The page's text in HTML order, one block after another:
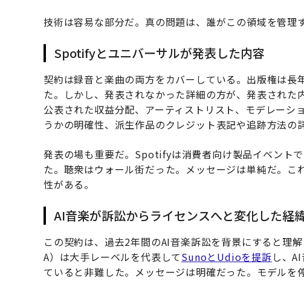
技術は容易な部分だ。真の問題は、誰がこの領域を管理
Spotifyとユニバーサルが発表した内容
契約は録音と楽曲の両方をカバーしている。出版権は
た。しかし、発表されなかった詳細の方が、発表された
公表された収益分配、アーティストリスト、モデレー
うかの明確性、派生作品のクレジット表記や追跡方法の
発表の場も重要だ。Spotifyは消費者向け製品イベント
た。聴衆はウォール街だった。メッセージは単純だ。
性がある。
AI音楽が訴訟からライセンスへと変化した経
この契約は、過去2年間のAI音楽訴訟を背景にすると理
A）は大手レーベルを代表してSunoとUdioを提訴し、
ていると非難した。メッセージは明確だった。モデルを